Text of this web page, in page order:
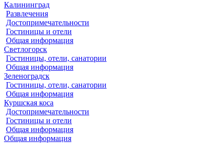
Калининград
Развлечения
Достопримечательности
Гостиницы и отели
Общая информация
Светлогорск
Гостиницы, отели, санатории
Общая информация
Зеленоградск
Гостиницы, отели, санатории
Общая информация
Куршская коса
Достопримечательности
Гостиницы и отели
Общая информация
Общая информация